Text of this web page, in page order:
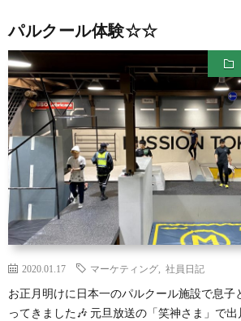
パルクール体験☆☆
2020.01.17 マーケティング 社員日記
お正月明けに日本一のパルクール施設で息子
ってきました🎶 元旦放送の「笑神さま」で